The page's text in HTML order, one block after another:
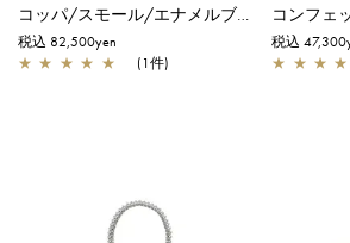
コッパ/スモール/エナメルブラック
税込 82,500yen
★ ★ ★ ★ ★ (1件)
税込
★ ★ ★ ★